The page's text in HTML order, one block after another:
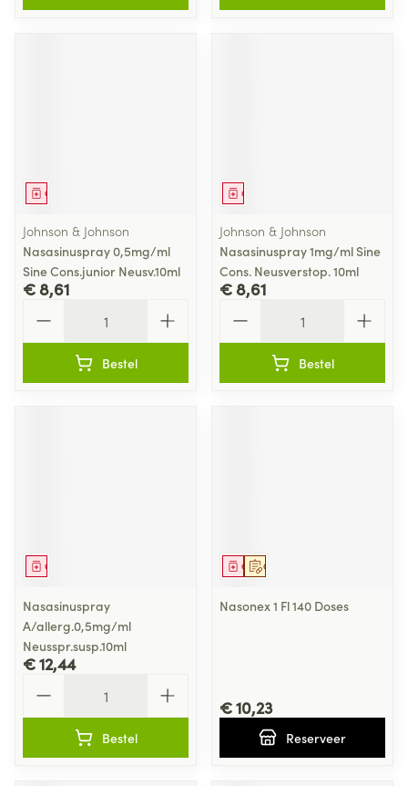
Geneesmiddel
Johnson & Johnson
Nasasinuspray 0,5mg/ml
Sine Cons.junior Neusv.10ml
€ 8,61
Bestel
Geneesmiddel
Johnson & Johnson
Nasasinuspray 1mg/ml Sine
Cons. Neusverstop. 10ml
€ 8,61
Bestel
Geneesmiddel
Nasasinuspray
A/allerg.0,5mg/ml
Neusspr.susp.10ml
€ 12,44
Bestel
Op voorschrift
Geneesmiddel
Nasonex 1 Fl 140 Doses
€ 10,23
Reserveer